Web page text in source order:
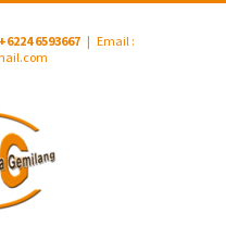
6593667 | Email :